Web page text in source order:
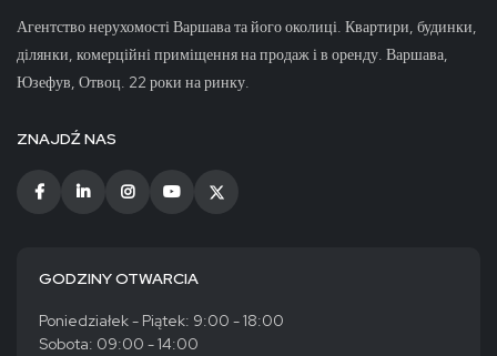
Агентство нерухомості Варшава та його околиці. Квартири, будинки,
ділянки, комерційні приміщення на продаж і в оренду. Варшава,
Юзефув, Отвоц. 22 роки на ринку.
ZNAJDŹ NAS
GODZINY OTWARCIA
Poniedziałek - Piątek: 9:00 - 18:00
Sobota: 09:00 - 14:00